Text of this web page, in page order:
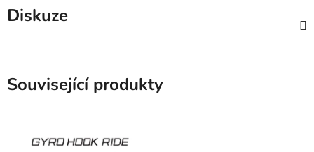
Diskuze
Související produkty